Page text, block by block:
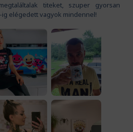
titeket, szuper gyorsan
ig elégedett vagyok mindennel!